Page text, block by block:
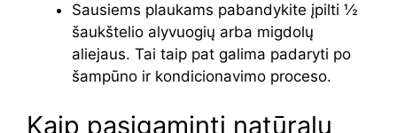
Sausiems plaukams pabandykite įpilti ½
šaukštelio alyvuogių arba migdolų
aliejaus. Tai taip pat galima padaryti po
šampūno ir kondicionavimo proceso.
Kaip pasigaminti natūralų